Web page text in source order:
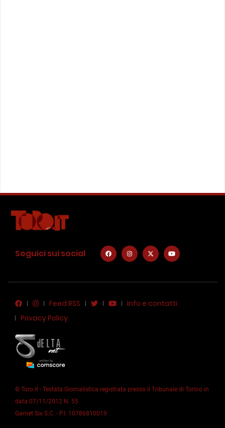
Seguici sui social
Feed RSS
Info e contatti
Privacy Policy
© Toro.it - Testata Giornalistica registrata presso il Tribunale di Torino in
data 07/11/2012 N. 55
Garnet Six S.C. - P.I. 10786810019